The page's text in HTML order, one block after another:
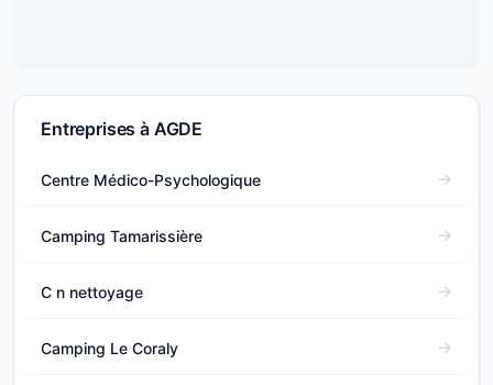
Entreprises à AGDE
Centre Médico-Psychologique
Camping Tamarissière
C n nettoyage
Camping Le Coraly